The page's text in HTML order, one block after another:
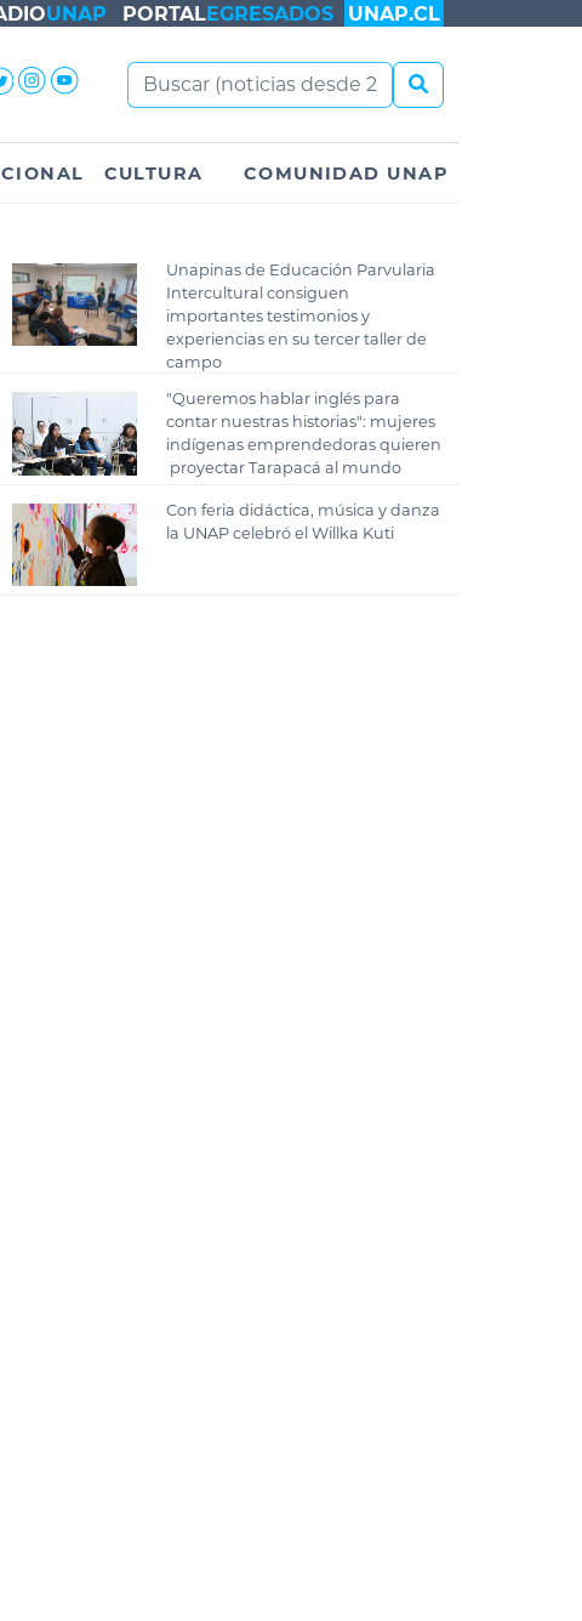
UNAP PORTALEGRESADOS UNAP.CL
CULTURA COMUNIDAD UNAP
Unapinas de Educación Parvularia
Intercultural consiguen
importantes testimonios y
experiencias en su tercer taller de
campo
"Queremos hablar inglés para
contar nuestras historias": mujeres
indígenas emprendedoras quieren
proyectar Tarapacá al mundo
Con feria didáctica, música y danza
la UNAP celebró el Willka Kuti